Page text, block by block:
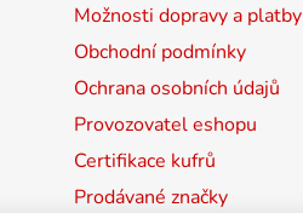
Možnosti dopravy a platby
Obchodní podmínky
Ochrana osobních údajů
Provozovatel eshopu
Certifikace kufrů
Prodávané značky